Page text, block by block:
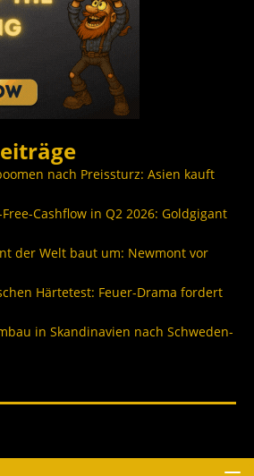
nach Preissturz: Asien kauft
Cashflow in Q2 2026: Goldgigant
der Welt baut um: Newmont vor
Härtetest: Feuer-Drama fordert
in Skandinavien nach Schweden-